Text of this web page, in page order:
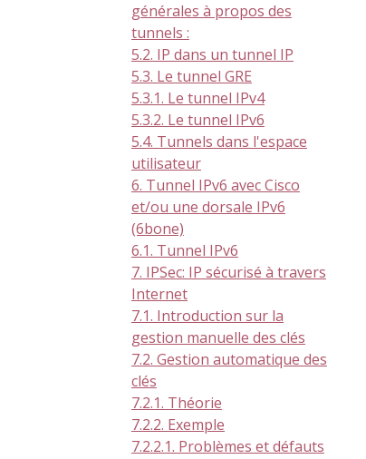
générales à propos des
tunnels :
5.2. IP dans un tunnel IP
5.3. Le tunnel GRE
5.3.1. Le tunnel IPv4
5.3.2. Le tunnel IPv6
5.4. Tunnels dans l'espace
utilisateur
6. Tunnel IPv6 avec Cisco
et/ou une dorsale IPv6
(6bone)
6.1. Tunnel IPv6
7. IPSec: IP sécurisé à travers
Internet
7.1. Introduction sur la
gestion manuelle des clés
7.2. Gestion automatique des
clés
7.2.1. Théorie
7.2.2. Exemple
7.2.2.1. Problèmes et défauts